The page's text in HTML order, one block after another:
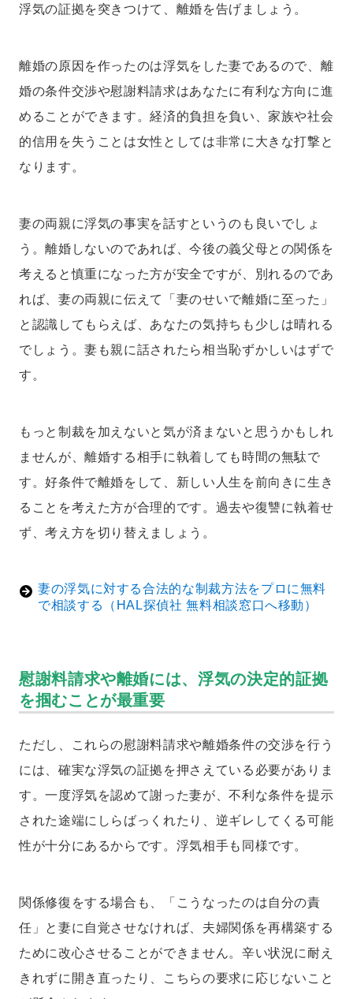
浮気の証拠を突きつけて、離婚を告げましょう。
離婚の原因を作ったのは浮気をした妻であるので、離
婚の条件交渉や慰謝料請求はあなたに有利な方向に進
めることができます。経済的負担を負い、家族や社会
的信用を失うことは女性としては非常に大きな打撃と
なります。
妻の両親に浮気の事実を話すというのも良いでしょ
う。離婚しないのであれば、今後の義父母との関係を
考えると慎重になった方が安全ですが、別れるのであ
れば、妻の両親に伝えて「妻のせいで離婚に至った」
と認識してもらえば、あなたの気持ちも少しは晴れる
でしょう。妻も親に話されたら相当恥ずかしいはずで
す。
もっと制裁を加えないと気が済まないと思うかもしれ
ませんが、離婚する相手に執着しても時間の無駄で
す。好条件で離婚をして、新しい人生を前向きに生き
ることを考えた方が合理的です。過去や復讐に執着せ
ず、考え方を切り替えましょう。
妻の浮気に対する合法的な制裁方法をプロに無料
で相談する（HAL探偵社 無料相談窓口へ移動）
慰謝料請求や離婚には、浮気の決定的証拠
を掴むことが最重要
ただし、これらの慰謝料請求や離婚条件の交渉を行う
には、確実な浮気の証拠を押さえている必要がありま
す。一度浮気を認めて謝った妻が、不利な条件を提示
された途端にしらばっくれたり、逆ギレしてくる可能
性が十分にあるからです。浮気相手も同様です。
関係修復をする場合も、「こうなったのは自分の責
任」と妻に自覚させなければ、夫婦関係を再構築する
ために改心させることができません。辛い状況に耐え
きれずに開き直ったり、こちらの要求に応じないこと